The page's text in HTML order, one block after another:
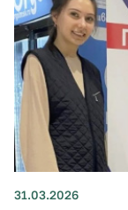
31.03.2026